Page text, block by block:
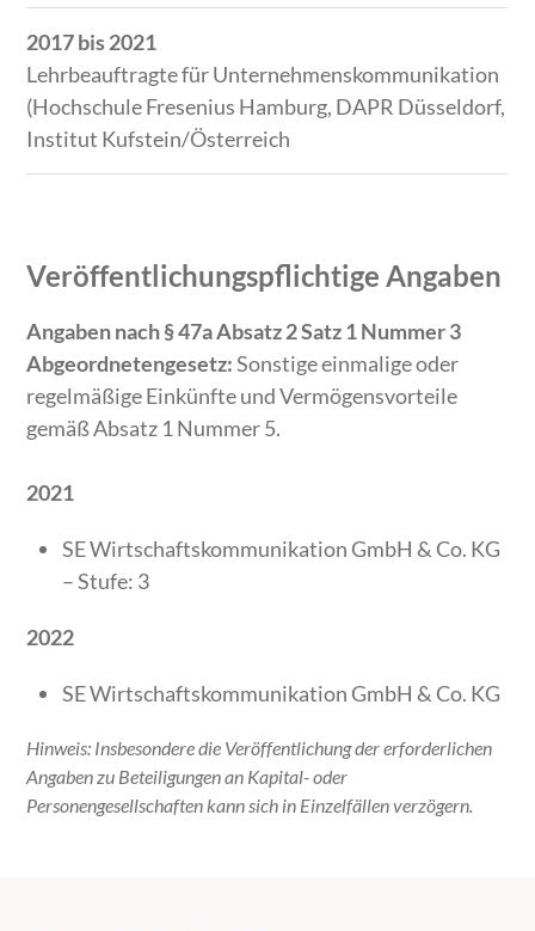
2017 bis 2021
Lehrbeauftragte für Unternehmenskommunikation
(Hochschule Fresenius Hamburg, DAPR Düsseldorf,
Institut Kufstein/Österreich
Veröffentlichungspflichtige Angaben
Angaben nach § 47a Absatz 2 Satz 1 Nummer 3
Abgeordnetengesetz:Sonstige einmalige oder
regelmäßige Einkünfte und Vermögensvorteile
gemäß Absatz 1 Nummer 5.
2021
SE Wirtschaftskommunikation GmbH & Co. KG
– Stufe: 3
2022
SE Wirtschaftskommunikation GmbH & Co. KG
Hinweis: Insbesondere die Veröffentlichung der erforderlichen
Angaben zu Beteiligungen an Kapital- oder
Personengesellschaften kann sich in Einzelfällen verzögern.